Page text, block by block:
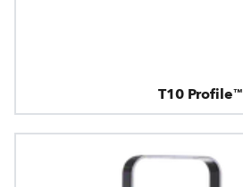
T10 Profile™